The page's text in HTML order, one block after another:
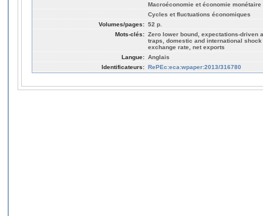
Macroéconomie et économie monétaire
Cycles et fluctuations économiques
Volumes/pages: 52 p.
Mots-clés: Zero lower bound, expectations-driven
traps, domestic and international
exchange rate, net exports
Langue: Anglais
Identificateurs: RePEc:eca:wpaper:2013/316780